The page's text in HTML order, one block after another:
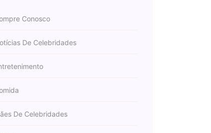
Conosco
De Celebridades
De Celebridades